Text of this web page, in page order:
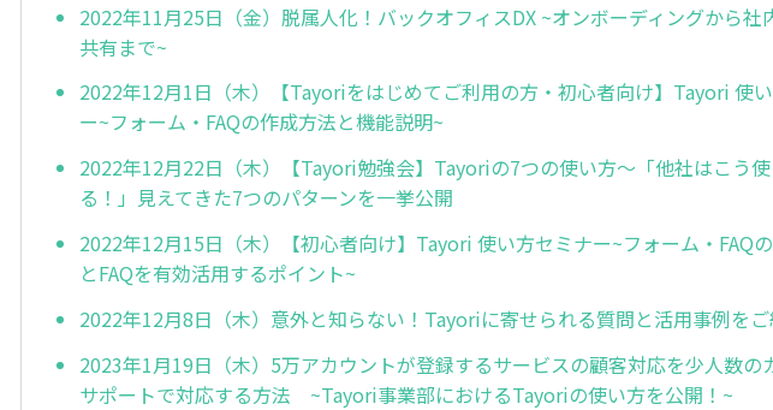
2022年11月25日（金）脱属人化！バックオフィスDX ~オンボーディングから社
共有まで~
2022年12月1日（木）【Tayoriをはじめてご利用の方・初心者向け】Tayori 使
ー~フォーム・FAQの作成方法と機能説明~
2022年12月22日（木）【Tayori勉強会】Tayoriの7つの使い方～「他社はこう
る！」見えてきた7つのパターンを一挙公開
2022年12月15日（木）【初心者向け】Tayori 使い方セミナー~フォーム・FAQ
とFAQを有効活用するポイント~
2022年12月8日（木）意外と知らない！Tayoriに寄せられる質問と活用事例を
2023年1月19日（木）5万アカウントが登録するサービスの顧客対応を少人数の
サポートで対応する方法 ~Tayori事業部におけるTayoriの使い方を公開！~